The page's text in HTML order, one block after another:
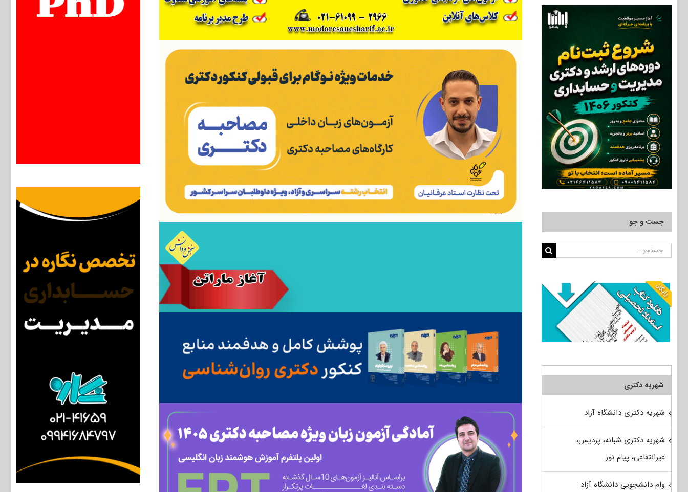
جست و جو
جستجو
شهریه دکتری
شهریه دکتری دانشگاه آزاد
شهریه دکتری شبانه، پردیس،
غیرانتفاعی، پیام نور
وام دانشجویی دانشگاه آزاد